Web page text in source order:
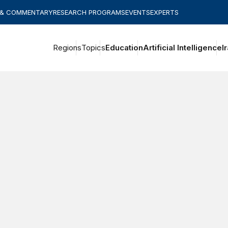
EXPERTS
EVENTS
RESEARCH PROGRAMS
COMMENTARY
Artificial Intelligence
Education
Topics
Regions